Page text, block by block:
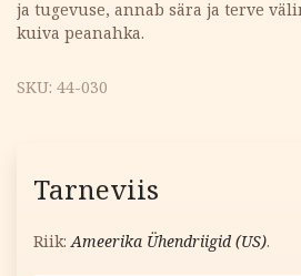
ja tugevuse, annab sära ja terve
kuiva peanahka.
SKU: 44-030
Tarneviis
Riik:Ameerika Ühendriigid (US).